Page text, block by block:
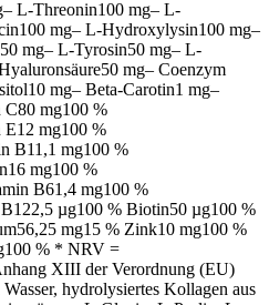
L-Threonin100 mg– L-
mg– L-Hydroxylysin100 mg–
mg– L-Tyrosin50 mg– L-
mg– Coenzym
mg– Beta-Carotin1 mg–
mg100 %
mg100 %
B11,1 mg100 %
mg100 %
B61,4 mg100 %
µg100 % Biotin50 µg100 %
mg15 % Zink10 mg100 %
% * NRV =
XIII der Verordnung (EU)
hydrolysiertes Kollagen aus